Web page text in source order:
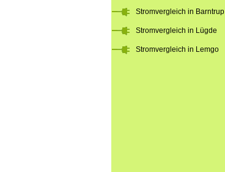
Stromvergleich in Barntrup
Stromvergleich in Lügde
Stromvergleich in Lemgo